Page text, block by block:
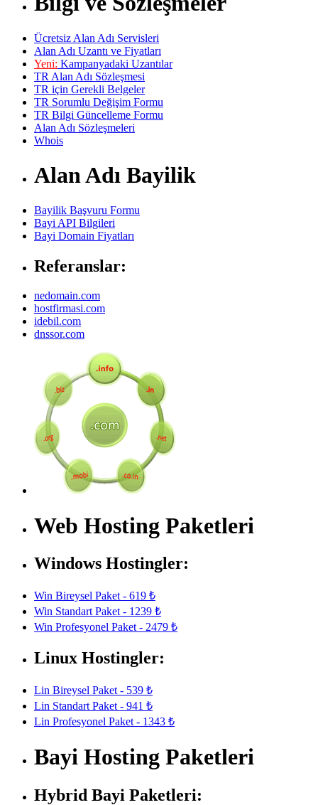
Ücretsiz Alan Adı Servisleri
Alan Adı Uzantı ve Fiyatları
Yeni: Kampanyadaki Uzantılar
TR Alan Adı Sözleşmesi
TR için Gerekli Belgeler
TR Sorumlu Değişim Formu
TR Bilgi Güncelleme Formu
Alan Adı Sözleşmeleri
Whois
Alan Adı Bayilik
Bayilik Başvuru Formu
Bayi API Bilgileri
Bayi Domain Fiyatları
Referanslar:
nedomain.com
hostfirmasi.com
idebil.com
dnssor.com
Web Hosting Paketleri
Windows Hostingler:
Win Bireysel Paket - 619 ₺
Win Standart Paket - 1239 ₺
Win Profesyonel Paket - 2479 ₺
Linux Hostingler:
Lin Bireysel Paket - 539 ₺
Lin Standart Paket - 941 ₺
Lin Profesyonel Paket - 1343 ₺
Bayi Hosting Paketleri
Hybrid Bayi Paketleri: